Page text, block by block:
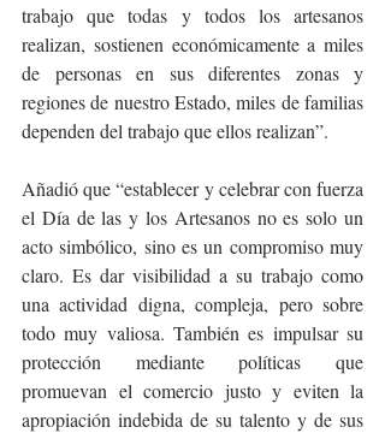
trabajo que todas y todos los artesanos
realizan, sostienen económicamente a miles
de personas en sus diferentes zonas y
regiones de nuestro Estado, miles de familias
dependen del trabajo que ellos realizan”.
Añadió que “establecer y celebrar con fuerza
el Día de las y los Artesanos no es solo un
acto simbólico, sino es un compromiso muy
claro. Es dar visibilidad a su trabajo como
una actividad digna, compleja, pero sobre
todo muy valiosa. También es impulsar su
protección mediante políticas que
promuevan el comercio justo y eviten la
apropiación indebida de su talento y de sus